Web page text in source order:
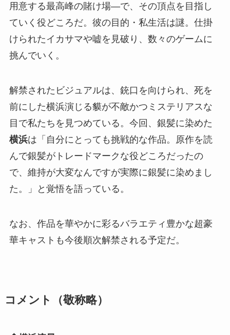
用意する最高峰の賭け場―で、その頂点を目指し
ていく役どころだ。彼の目的・私生活は謎。仕掛
けられたイカサマや嘘を見破り、数々のゲームに
挑んでいく。
解禁されたビジュアルは、銃口を向けられ、死を
前にした横浜演じる貘が不敵かつミステリアスな
目で私たちを見つめている。今回、銀髪に染めた
横浜は「自分にとっても挑戦的な作品。原作を読
んで銀髪がトレードマークな役どころだったの
で、維持が大変なんですが実際に銀髪に染めまし
た。」と覚悟を語っている。
なお、作品を華やかに彩るバラエティ豊かな超豪
華キャストも今後順次解禁される予定だ。
コメント（敬称略）